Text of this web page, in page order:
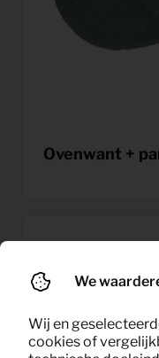
Ovenwant +
We
Wij en
cookies of